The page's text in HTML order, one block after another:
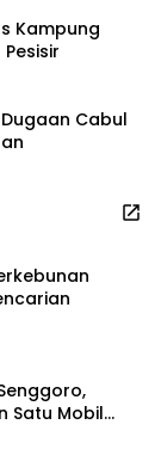
Kampung
Cabul
Satu Mobil